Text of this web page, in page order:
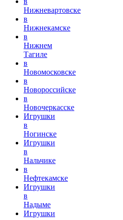
Нижневартовске
в
Нижнекамске
в
Нижнем
Тагиле
в
Новомосковске
в
Новороссийске
в
Новочеркасске
Игрушки
в
Ногинске
Игрушки
в
Нальчике
в
Нефтекамске
Игрушки
в
Надыме
Игрушки